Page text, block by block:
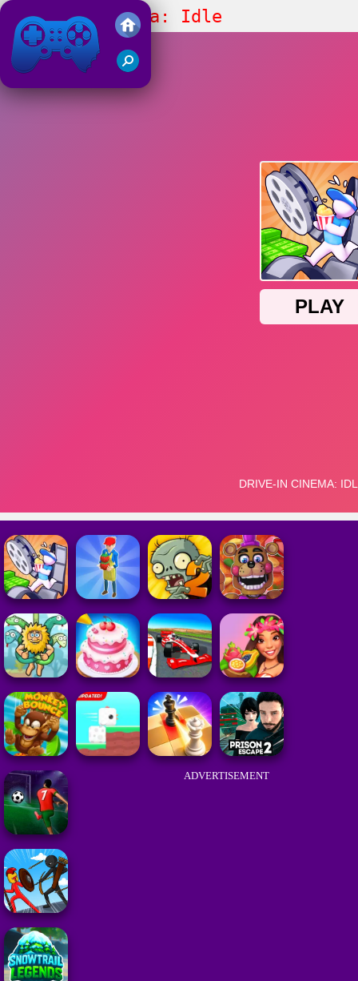
Friv
Drive-in Cinema: Idle
ADVERTISEMENT